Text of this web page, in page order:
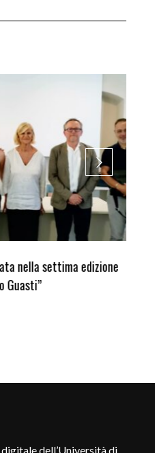
nella settima edizione
dell’Università di